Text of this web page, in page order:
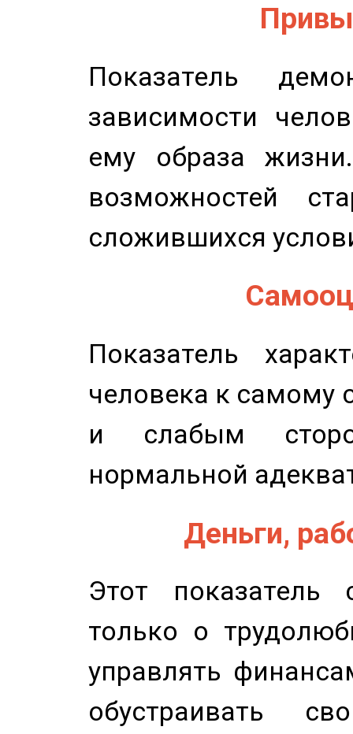
Показатель
зависимости
ему образа
возможностей
сложившихся
Показатель
человека к самому
и слабым
нормальной
Деньги,
Этот показатель
только о
управлять
обустраивать